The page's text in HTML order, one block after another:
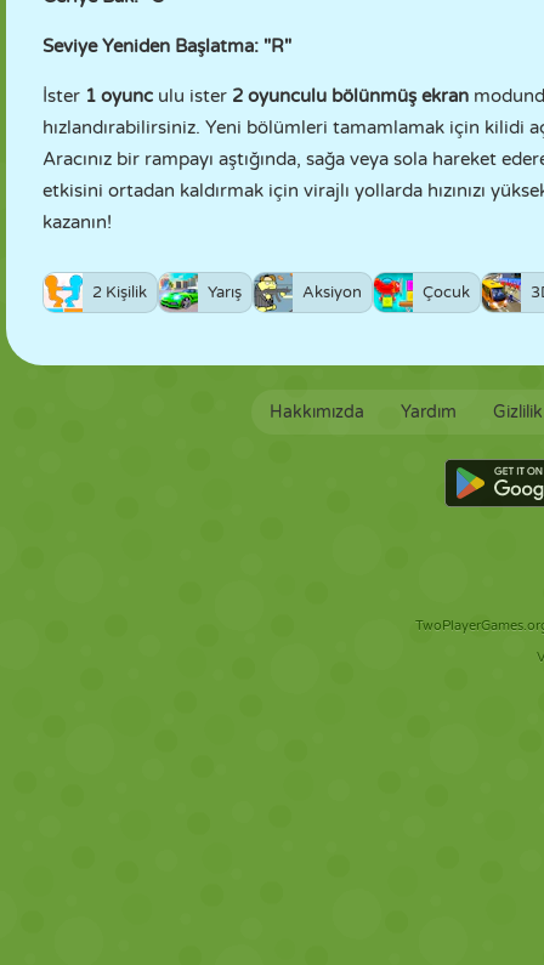
Seviye Yeniden Başlatma: "R"
İster 1 oyunc ulu ister 2 oyunculu bölünmüş ekran
hızlandırabilirsiniz. Yeni bölümleri tamamlamak için kilidi
Aracınız bir rampayı aştığında, sağa veya sola hareket
etkisini ortadan kaldırmak için virajlı yollarda hızınızı
kazanın!
2 Kişilik Yarış Aksiyon Çocuk
Hakkımızda Yardım